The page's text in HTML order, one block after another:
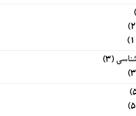
(3)